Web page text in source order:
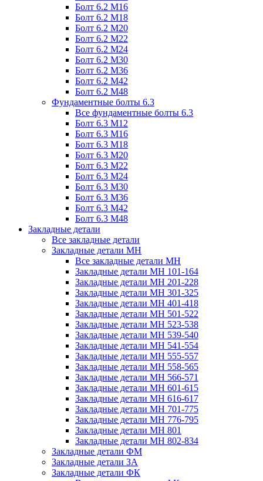
Болт 6.2 М16
Болт 6.2 М18
Болт 6.2 М20
Болт 6.2 М22
Болт 6.2 М24
Болт 6.2 М30
Болт 6.2 М36
Болт 6.2 М42
Болт 6.2 М48
Фундаментные болты 6.3
Все фундаментные болты 6.3
Болт 6.3 М12
Болт 6.3 М16
Болт 6.3 М18
Болт 6.3 М20
Болт 6.3 М22
Болт 6.3 М24
Болт 6.3 М30
Болт 6.3 М36
Болт 6.3 М42
Болт 6.3 М48
Закладные детали
Все закладные детали
Закладные детали МН
Все закладные детали МН
Закладные детали МН 101-164
Закладные детали МН 201-228
Закладные детали МН 301-325
Закладные детали МН 401-418
Закладные детали МН 501-522
Закладные детали МН 523-538
Закладные детали МН 539-540
Закладные детали МН 541-554
Закладные детали МН 555-557
Закладные детали МН 558-565
Закладные детали МН 566-571
Закладные детали МН 601-615
Закладные детали МН 616-617
Закладные детали МН 701-775
Закладные детали МН 776-795
Закладные детали МН 801
Закладные детали МН 802-834
Закладные детали ФМ
Закладные детали ЗА
Закладные детали ФК